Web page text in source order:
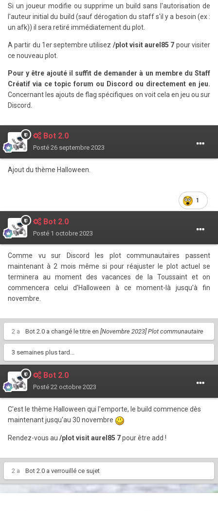
Si un joueur modifie ou supprime un build sans l'autorisation de
l'auteur initial du build (sauf dérogation du staff s'il y a besoin (ex :
un afk)) il sera retiré immédiatement du plot.
A partir du 1er septembre utilisez /plot visit aurel85 7 pour visiter
ce nouveau plot.
Pour y être ajouté il suffit de demander à un membre du Staff
Créatif via ce topic forum ou Discord ou directement en jeu.
Concernant les ajouts de flag spécifiques on voit cela en jeu ou sur
Discord.
Bot 2.0
Posté 26 septembre 2023
Ajout du thème Halloween.
1
Bot 2.0
Posté 1 octobre 2023
Comme vu sur Discord les plot communautaires passent
maintenant à 2 mois même si pour réajuster le plot actuel se
terminera au moment des vacances de la Toussaint et on
commencera celui d'Halloween à ce moment-là jusqu'à fin
novembre.
2 a Bot 2.0 a changé le titre en [Novembre 2023] Plot communautaire
3 semaines plus tard...
Bot 2.0
Posté 22 octobre 2023
C'est le thème Halloween qui l'emporte, le build commence dès
maintenant jusqu'au 30 novembre
Rendez-vous au /plot visit aurel85 7pour être add !
2 a Bot 2.0 a verrouillé ce sujet